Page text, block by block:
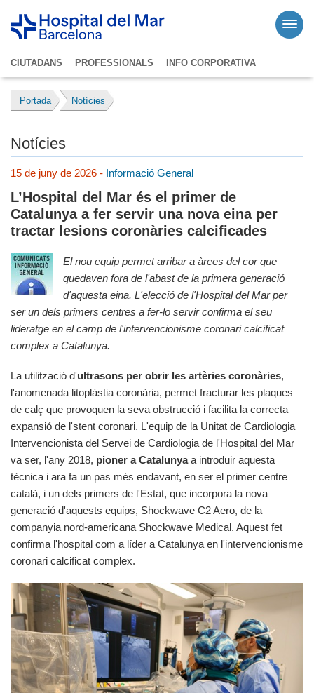
CIUTADANS PROFESSIONALS INFO CORPORATIVA
Portada Notícies
Notícies
15 de juny de 2026 - Informació General
L’Hospital del Mar és el primer de
Catalunya a fer servir una nova eina per
tractar lesions coronàries calcificades
El nou equip permet arribar a àrees del cor que
quedaven fora de l'abast de la primera generació
d'aquesta eina. L'elecció de l'Hospital del Mar per
ser un dels primers centres a fer-lo servir confirma el seu
lideratge en el camp de l'intervencionisme coronari calcificat
complex a Catalunya.
La utilització d'ultrasons per obrir les artèries coronàries,
l'anomenada litoplàstia coronària, permet fracturar les plaques
de calç que provoquen la seva obstrucció i facilita la correcta
expansió de l'stent coronari. L'equip de la Unitat de Cardiologia
Intervencionista del Servei de Cardiologia de l'Hospital del Mar
va ser, l'any 2018, pioner a Catalunyaa introduir aquesta
tècnica i ara fa un pas més endavant, en ser el primer centre
català, i un dels primers de l'Estat, que incorpora la nova
generació d'aquests equips, Shockwave C2 Aero, de la
companyia nord-americana Shockwave Medical. Aquest fet
confirma l'hospital com a líder a Catalunya en l'intervencionisme
coronari calcificat complex.